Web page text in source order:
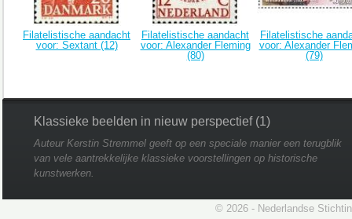
Filatelistische aandacht
voor: Sextant (12)
Filatelistische aandacht
voor: Alexander Fleming
(80)
Filatelistische
voor: Alexander
(79)
Klassieke beelden in nieuw perspectief (1)
Auteur Kerstin Stremmel geeft op een speciale manier een terugblik
van vele aantrekkelijke klassieke voorstellingen op historische
kunstwerken.
© 2026 - Nederlandse